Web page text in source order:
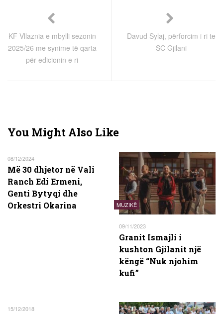
KF Vllaznia e mbylli sezonin
2025/26 me synime të qarta
për edicionin e ri
Davud Sylaj, përforcim i ri te
SC Gjilani
You Might Also Like
08/12/2024
Më 30 dhjetor në Vali
Ranch Edi Ermeni,
Genti Bytyqi dhe
Orkestri Okarina
MUZIKË
09/11/2023
Granit Ismajli i
kushton Gjilanit një
këngë “Nuk njohim
kufi”
15/12/2018